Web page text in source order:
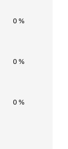
0 %
0 %
0 %